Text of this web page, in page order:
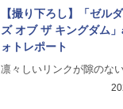
【撮り下ろし】「ゼル
ズ オブ ザ キングダム
ォトレポート
凛々しいリンクが隙のな